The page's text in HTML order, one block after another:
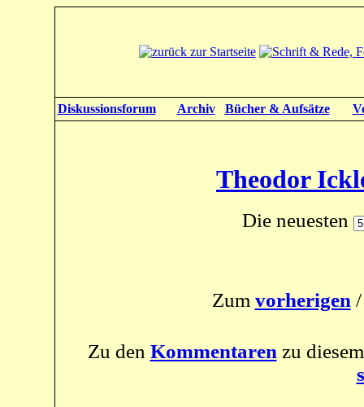
Diskussionsforum Archiv Bücher & Aufsätze
Theodor
Die neuesten
Zum vorherigen
Zu den Kommentarenzu